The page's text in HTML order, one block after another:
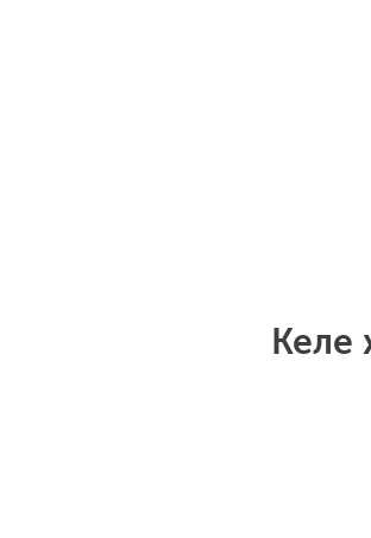
Келе